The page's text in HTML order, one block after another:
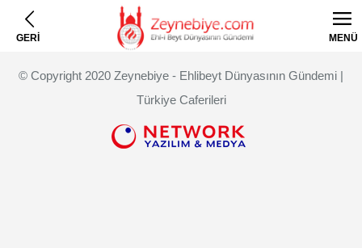
GERİ MENÜ
© Copyright 2020 Zeynebiye - Ehlibeyt Dünyasının Gündemi |
Türkiye Caferileri